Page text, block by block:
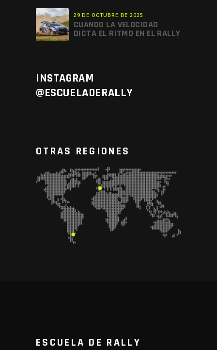
29 DE OCTUBRE DE 2025
CUANDO LA VELOCIDAD
DICTA EL RITMO EN EL RALLY
INSTAGRAM
@ESCUELADERALLY
OTRAS REGIONES
ESCUELA DE RALLY